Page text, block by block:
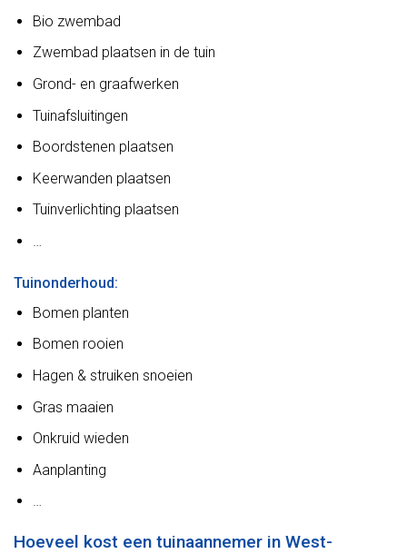
Bio zwembad
Zwembad plaatsen in de tuin
Grond- en graafwerken
Tuinafsluitingen
Boordstenen plaatsen
Keerwanden plaatsen
Tuinverlichting plaatsen
…
Tuinonderhoud:
Bomen planten
Bomen rooien
Hagen & struiken snoeien
Gras maaien
Onkruid wieden
Aanplanting
…
Hoeveel kost een tuinaannemer in West-